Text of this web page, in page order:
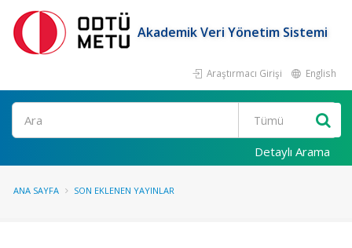
Akademik Veri Yönetim Sistemi
Araştırmacı Girişi English
Ara
Detaylı Arama
ANA SAYFA SON EKLENEN YAYINLAR